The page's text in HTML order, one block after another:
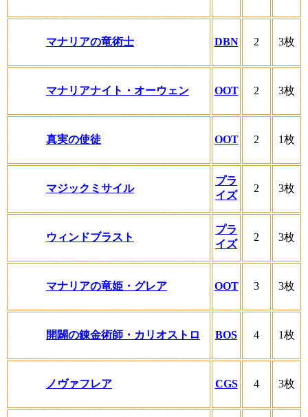
マナリアの竜術士 DBN 2 3枚
マナリアナイト・オーウェン OOT 2 3枚
真実の使徒 OOT 2 1枚
マジックミサイル
プラ
イズ
2 3枚
ウィンドブラスト
プラ
イズ
2 3枚
マナリアの竜姫・グレア OOT 3 3枚
開闢の錬金術師・カリオストロ BOS 4 1枚
ノヴァフレア CGS 4 3枚